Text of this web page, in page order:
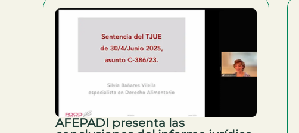
AFEPADI presenta las